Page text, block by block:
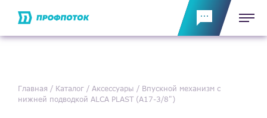
Главная Каталог Аксессуары
Впускной механизм с
нижней подводкой ALCA PLAST (A17-3/8")